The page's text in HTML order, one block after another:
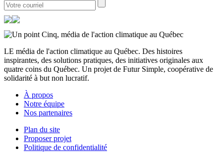
LE média de l'action climatique au Québec. Des histoires
inspirantes, des solutions pratiques, des initiatives originales aux
quatre coins du Québec. Un projet de Futur Simple, coopérative de
solidarité à but non lucratif.
À propos
Notre équipe
Nos partenaires
Plan du site
Proposer projet
Politique de confidentialité